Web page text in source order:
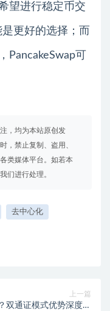
望进行稳定币交
更好的选择；而
可
，均为本站原创发
，禁止复制、盗用、
类媒体平台。如若本
们进行处理。
去中心化
上一篇
双通证模式优势深度解